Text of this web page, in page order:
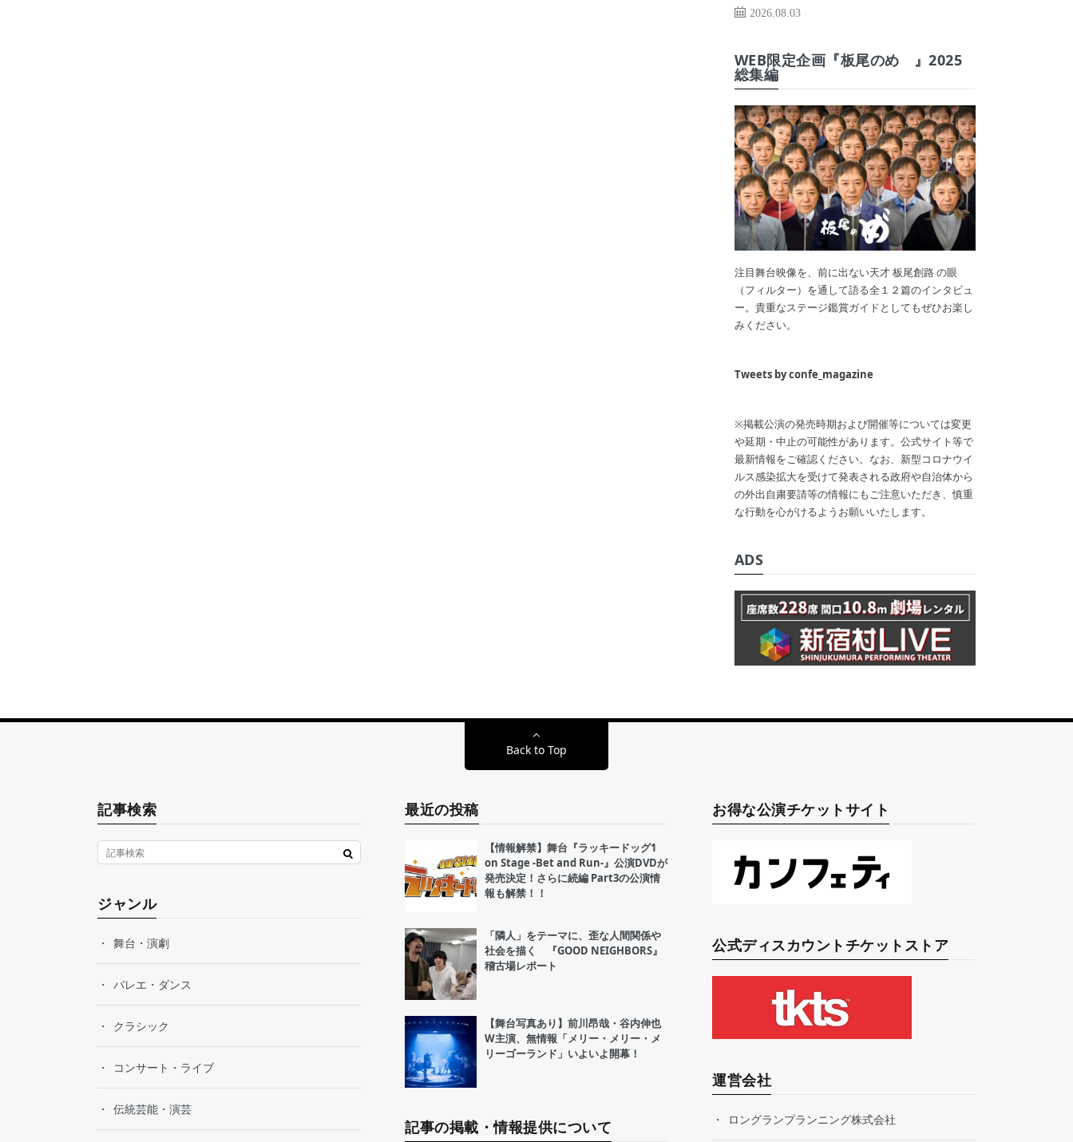
2026.08.03
WEB限定企画『板尾のめ゙』2025
総集編
注目舞台映像を、前に出ない天才 板尾創路 の眼
（フィルター）を通して語る全１２篇のインタビュ
ー。貴重なステージ鑑賞ガイドとしてもぜひお楽し
みください。
Tweets by confe_magazine
※掲載公演の発売時期および開催等については変更
や延期・中止の可能性があります。公式サイト等で
最新情報をご確認ください。なお、新型コロナウイ
ルス感染拡大を受けて発表される政府や自治体から
の外出自粛要請等の情報にもご注意いただき、慎重
な行動を心がけるようお願いいたします。
ADS
Back to Top
記事検索
ジャンル
舞台・演劇
バレエ・ダンス
クラシック
コンサート・ライブ
伝統芸能・演芸
最近の投稿
【情報解禁】舞台『ラッキードッグ1
on Stage -Bet and Run-』公演DVDが
発売決定！さらに続編 Part3の公演情
報も解禁！！
「隣人」をテーマに、歪な人間関係や
社会を描く 『GOOD NEIGHBORS』
稽古場レポート
【舞台写真あり】前川昂哉・谷内伸也
W主演、無情報「メリー・メリー・メ
リーゴーランド」いよいよ開幕！
記事の掲載・情報提供について
お得な公演チケットサイト
公式ディスカウントチケットストア
運営会社
ロングランプランニング株式会社